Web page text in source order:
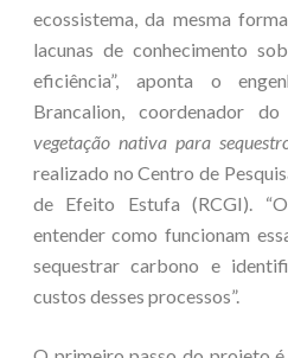
ecossistema, da mesma
lacunas de conhecimento
eficiência”, aponta o
Brancalion, coordenador
vegetação nativa para
realizado no Centro de
de Efeito Estufa (RCGI).
entender como funcionam
sequestrar carbono e
custos desses processos”.